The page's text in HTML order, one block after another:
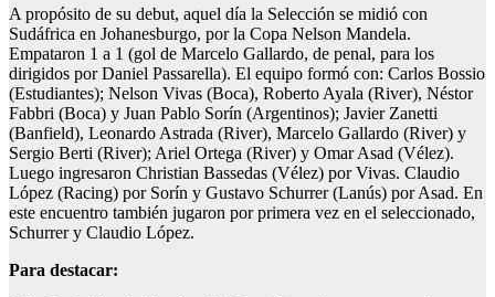
A propósito de su debut, aquel día la Selección se midió con
Sudáfrica en Johanesburgo, por la Copa Nelson Mandela.
Empataron 1 a 1 (gol de Marcelo Gallardo, de penal, para los
dirigidos por Daniel Passarella). El equipo formó con: Carlos Bossio
(Estudiantes); Nelson Vivas (Boca), Roberto Ayala (River), Néstor
Fabbri (Boca) y Juan Pablo Sorín (Argentinos); Javier Zanetti
(Banfield), Leonardo Astrada (River), Marcelo Gallardo (River) y
Sergio Berti (River); Ariel Ortega (River) y Omar Asad (Vélez).
Luego ingresaron Christian Bassedas (Vélez) por Vivas. Claudio
López (Racing) por Sorín y Gustavo Schurrer (Lanús) por Asad. En
este encuentro también jugaron por primera vez en el seleccionado,
Schurrer y Claudio López.
Para destacar: